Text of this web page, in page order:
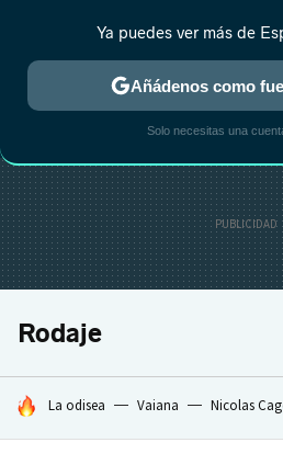
ESTRENOS REALITY
Rodaje
HOY SE HABLA DE
La odisea Vaiana Nicolas
Ya puedes ver más de
Añádenos como
Solo necesitas una